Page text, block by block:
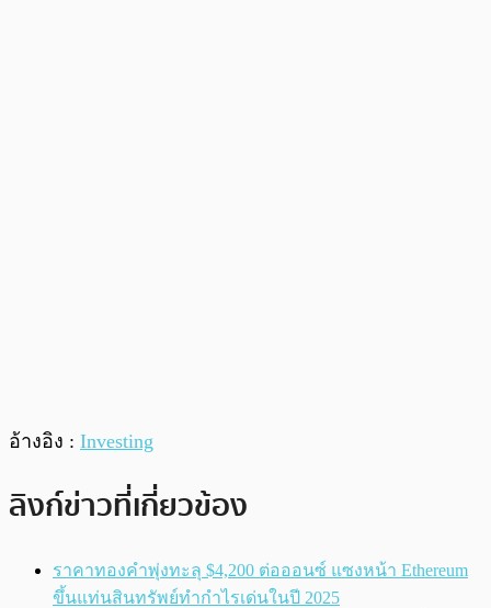
อ้างอิง : Investing
ลิงก์ข่าวที่เกี่ยวข้อง
ราคาทองคำพุ่งทะลุ $4,200 ต่อออนซ์ แซงหน้า Ethereum
ขึ้นแท่นสินทรัพย์ทำกำไรเด่นในปี 2025